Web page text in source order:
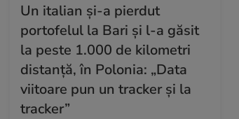
Un italian și-a pierdut
portofelul la Bari și l-a găsit
la peste 1.000 de kilometri
distanță, în Polonia: „Data
viitoare pun un tracker și la
tracker”